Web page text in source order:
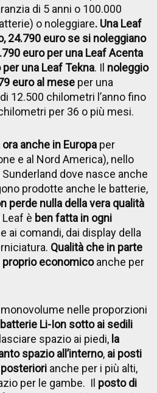
di 5 anni o 100.000
o noleggiare. Una Leaf
24.790 euro se si noleggiano
euro per una Leaf Acenta
una Leaf Tekna. Il noleggio
euro al mese per una
12.500 chilometri l’anno fino
per 36 o più mesi.
anche in Europa per
e al Nord America), nello
dove nasce anche
prodotte anche le batterie,
perde nulla della vera qualità
Leaf è ben fatta in ogni
ai comandi, dai display della
Qualità che in parte
economicoanche per
nelle proporzioni
Li-Ion sotto ai sedili
spazio ai piedi, la
spazio all’interno, ai posti
anche per i più alti,
per le gambe. Il posto di